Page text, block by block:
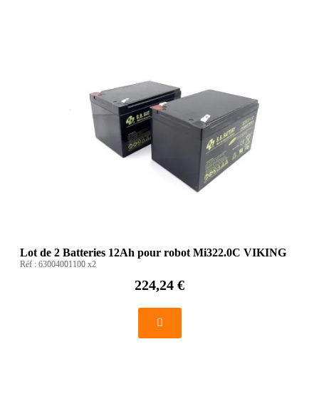
Lot de 2 Batteries 12Ah pour robot Mi322.0C VIKING
Réf : 63004001100 x2
224,24 €